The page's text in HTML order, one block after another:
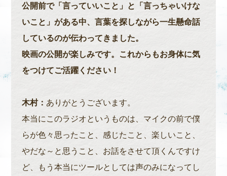
公開前で「言っていいこと」と「言っちゃいけな
いこと」がある中、言葉を探しながら一生懸命話
しているのが伝わってきました。
映画の公開が楽しみです。これからもお身体に気
をつけてご活躍ください！
木村： ありがとうございます。
本当にこのラジオというものは、マイクの前で僕
らが色々思ったこと、感じたこと、楽しいこと、
やだな～と思うこと、お話をさせて頂くんですけ
ど、もう本当にツールとしては声のみになってし